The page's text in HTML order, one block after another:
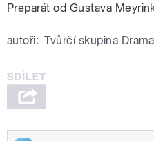
Preparát od Gustava
autoři: Tvůrčí skupina